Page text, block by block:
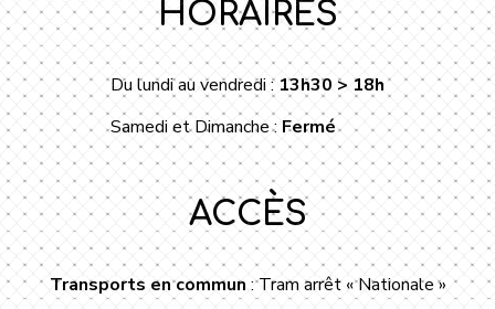
HORAIRES
Du lundi au vendredi : 13h30 > 18h
Samedi et Dimanche : Fermé
ACCÈS
Transports en commun : Tram arrêt « Nationale »